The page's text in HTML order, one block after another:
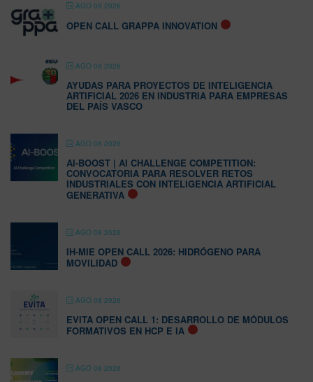
AGO 08 2026
OPEN CALL GRAPPA INNOVATION
AGO 08 2026
AYUDAS PARA PROYECTOS DE INTELIGENCIA
ARTIFICIAL 2026 EN INDUSTRIA PARA EMPRESAS
DEL PAÍS VASCO
AGO 08 2026
AI-BOOST | AI CHALLENGE COMPETITION:
CONVOCATORIA PARA RESOLVER RETOS
INDUSTRIALES CON INTELIGENCIA ARTIFICIAL
GENERATIVA
AGO 08 2026
IH-MIE OPEN CALL 2026: HIDRÓGENO PARA
MOVILIDAD
AGO 08 2026
EVITA OPEN CALL 1: DESARROLLO DE MÓDULOS
FORMATIVOS EN HCP E IA
AGO 08 2026